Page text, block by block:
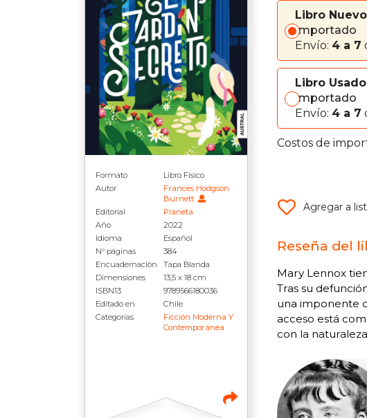
Formato
Libro Físico
Autor
Frances Hodgson
Burnett
Editorial
Planeta
Año
2022
Idioma
Español
N° páginas
384
Encuadernación
Tapa Blanda
Dimensiones
13,5 x 18 cm
ISBN13
9789566180036
Editado en
Chile
Categorías
Ficción Moderna Y
Contemporánea
Libro Nuevo
Importado
Envío: 4 a 7
Libro Usado
Importado
Envío: 4 a 7
Costos de
Agregar a
Reseña del
Mary Lennox
Tras su
una imponente
acceso está
con la